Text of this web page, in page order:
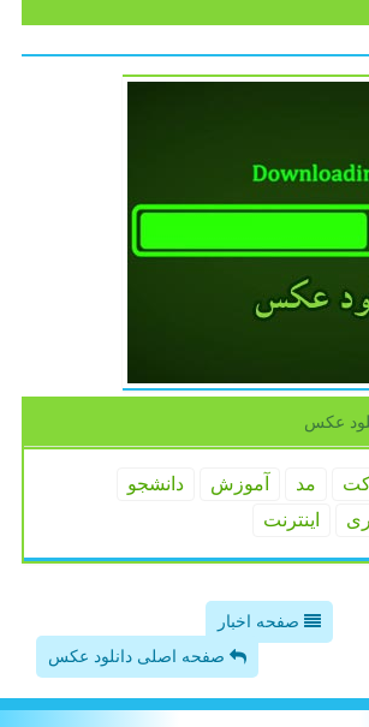
عكس
مد آموزش
دانشجو
اینترنت
صفحه اخبار
صفحه اصلی دانلود عکس